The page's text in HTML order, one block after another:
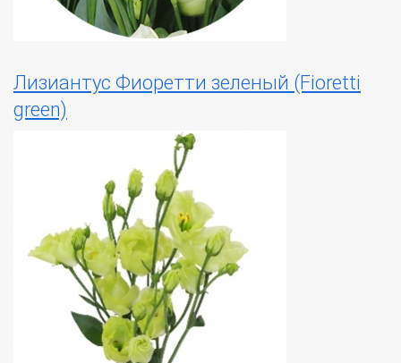
Лизиантус Фиоретти зеленый (Fioretti
green)